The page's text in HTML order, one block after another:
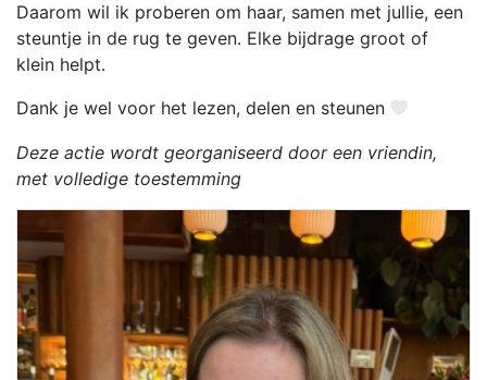
Daarom wil ik proberen om haar, samen met jullie, een
steuntje in de rug te geven. Elke bijdrage groot of
klein helpt.
Dank je wel voor het lezen, delen en steunen
Deze actie wordt georganiseerd door een vriendin,
met volledige toestemming